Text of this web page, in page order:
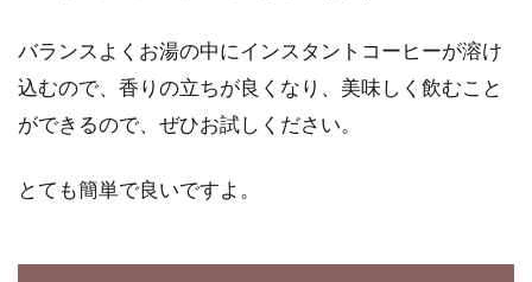
お料理を始めると、レシピの読み方が難しく感
じるかもしれません。塩少々、ひとつまみ、適
宜、適量．...
バランスよくお湯の中にインスタントコーヒーが溶け
込むので、香りの立ちが良くなり、美味しく飲むこと
ができるので、ぜひお試しください。
とても簡単で良いですよ。